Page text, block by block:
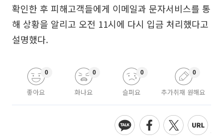
확인한 후 피해고객들에게 이메일과 문자서비스를 통
해 상황을 알리고 오전 11시에 다시 입금 처리했다고
설명했다.
좋아요
0
화나요
0
슬퍼요
0
추가취재 원해요
0